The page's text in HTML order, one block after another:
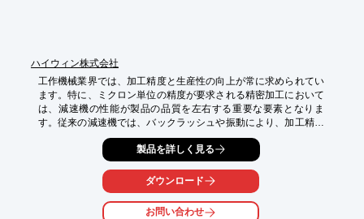
ハイウィン株式会社
工作機械業界では、加工精度と生産性の向上が常に求められてい
ます。特に、ミクロン単位の精度が要求される精密加工において
は、減速機の性能が製品の品質を左右する重要な要素となりま
す。従来の減速機では、バックラッシュや振動により、加工精度
が損なわれるケースがありました。当社の波動歯車減速機は、高
精度な位置決めと安定した動作を実現し、工作機械の性能向上に
【活用シーン】
・精密工作機械
製品を詳しく見る
ダウンロード
お問い合わせ